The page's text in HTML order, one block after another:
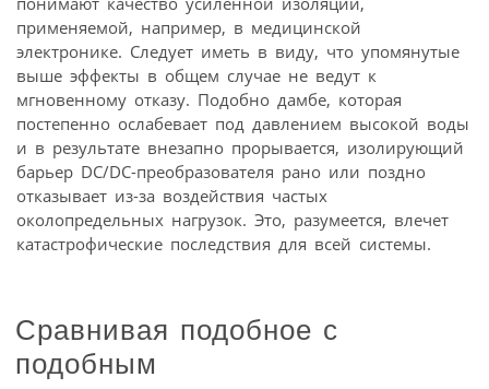
применяемой, например, в медицинской
электронике. Следует иметь в виду, что упомянутые
выше эффекты в общем случае не ведут к
мгновенному отказу. Подобно дамбе, которая
постепенно ослабевает под давлением высокой воды
и в результате внезапно прорывается, изолирующий
барьер DC/DC-преобразователя рано или поздно
отказывает из-за воздействия частых
околопредельных нагрузок. Это, разумеется, влечет
катастрофические последствия для всей системы.
Сравнивая подобное с
подобным